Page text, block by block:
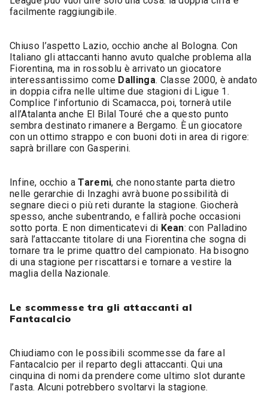
facilmente raggiungibile.
Chiuso l’aspetto Lazio, occhio anche al Bologna. Con
Italiano gli attaccanti hanno avuto qualche problema alla
Fiorentina, ma in rossoblu è arrivato un giocatore
interessantissimo come Dallinga. Classe 2000, è andato
in doppia cifra nelle ultime due stagioni di Ligue 1.
Complice l’infortunio di Scamacca, poi, tornerà utile
all’Atalanta anche El Bilal Touré che a questo punto
sembra destinato rimanere a Bergamo. È un giocatore
con un ottimo strappo e con buoni doti in area di rigore:
saprà brillare con Gasperini.
Infine, occhio aTaremi, che nonostante parta dietro
nelle gerarchie di Inzaghi avrà buone possibilità di
segnare dieci o più reti durante la stagione. Giocherà
spesso, anche subentrando, e fallirà poche occasioni
sotto porta. E non dimenticatevi di Kean: con Palladino
sarà l’attaccante titolare di una Fiorentina che sogna di
tornare tra le prime quattro del campionato. Ha bisogno
di una stagione per riscattarsi e tornare a vestire la
maglia della Nazionale.
Le scommesse tra gli attaccanti al
Fantacalcio
Chiudiamo con le possibili scommesse da fare al
Fantacalcio per il reparto degli attaccanti. Qui una
cinquina di nomi da prendere come ultimo slot durante
l’asta. Alcuni potrebbero svoltarvi la stagione.